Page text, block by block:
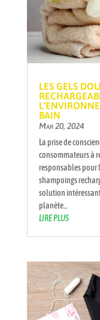
LES GELS
BAIN
Mar 20, 2024
La prise de
consommateurs à
responsables pour
shampoings
solution
planète...
LIRE PLUS